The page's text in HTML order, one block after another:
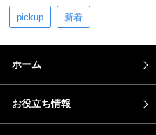
pickup 新着
ホーム
お役立ち情報